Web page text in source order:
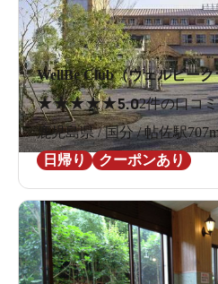
WellBe Club（ウェルビーク
★★★★★5.02件の口コミ
鹿児島県 / 国分 / 帖佐駅
日帰り
クーポンあり